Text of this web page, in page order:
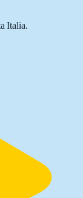
Italia.